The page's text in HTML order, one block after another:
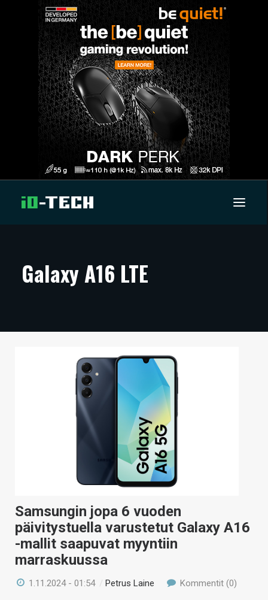
ARTIKKELIT
TECHBBS
Galaxy A16 LTE
Samsungin jopa 6 vuoden
päivitystuella varustetut Galaxy A16
-mallit saapuvat myyntiin
marraskuussa
1.11.2024 - 01:54 / Petrus Laine Kommentit (0)